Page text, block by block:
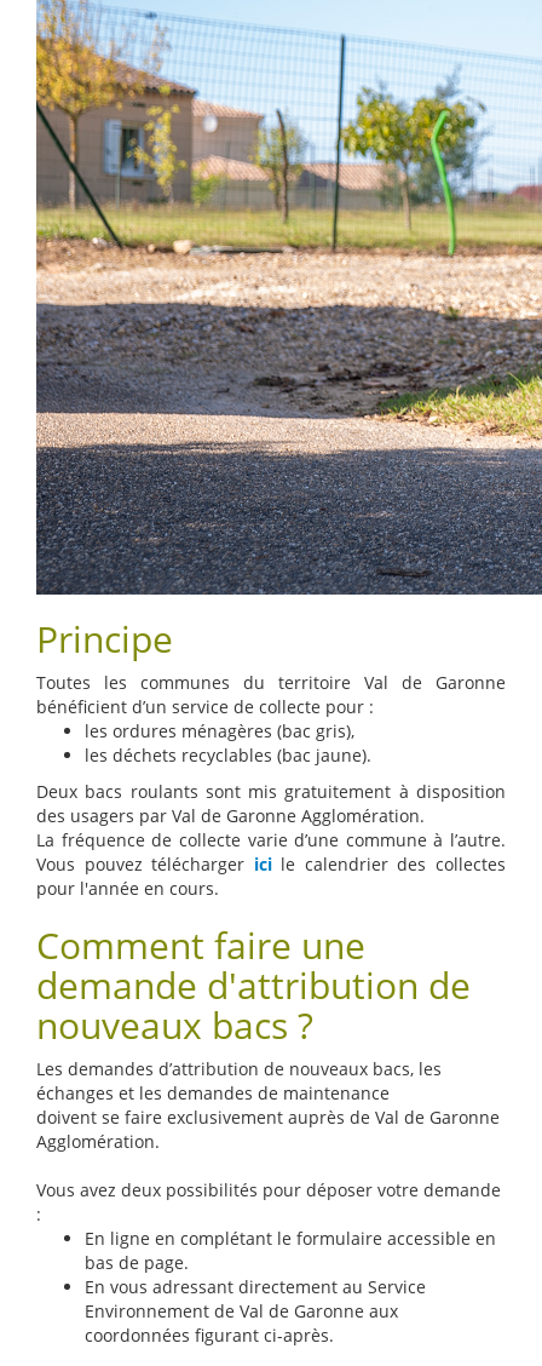
Principe
Toutes les communes du territoire Val de Garonne
bénéficient d’un service de collecte pour :
les ordures ménagères (bac gris),
les déchets recyclables (bac jaune).
Deux bacs roulants sont mis gratuitement à disposition
des usagers par Val de Garonne Agglomération.
La fréquence de collecte varie d’une commune à l’autre.
Vous pouvez télécharger icile calendrier des collectes
pour l'année en cours.
Comment faire une
demande d'attribution de
nouveaux bacs ?
Les demandes d’attribution de nouveaux bacs, les
échanges et les demandes de maintenance
doivent se faire exclusivement auprès de Val de Garonne
Agglomération.
Vous avez deux possibilités pour déposer votre demande
:
En ligne en complétant le formulaire accessible en
bas de page.
En vous adressant directement au Service
Environnement de Val de Garonne aux
coordonnées figurant ci-après.